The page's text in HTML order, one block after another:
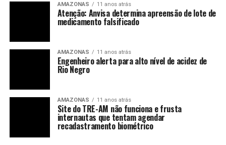
AMAZONAS 11 anos atrás
Atenção: Anvisa determina apreensão de lote de
medicamento falsificado
AMAZONAS 11 anos atrás
Engenheiro alerta para alto nível de acidez de
Rio Negro
AMAZONAS 11 anos atrás
Site do TRE-AM não funciona e frusta
internautas que tentam agendar
recadastramento biométrico